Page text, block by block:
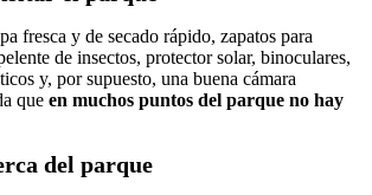
fresca y de secado rápido, zapatos para
de insectos, protector solar, binoculares,
y, por supuesto, una buena cámara
que en muchos puntos del parque no hay
del parque